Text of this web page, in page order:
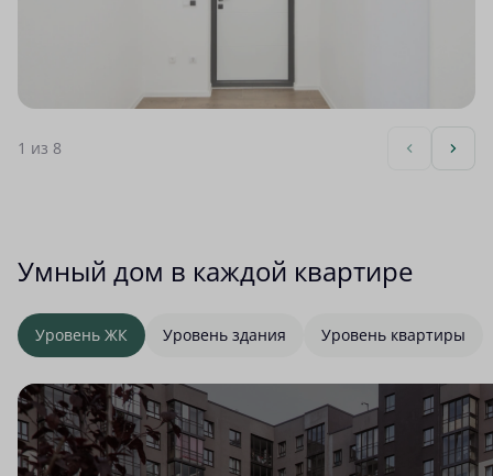
1 из 8
Умный дом в каждой квартире
Уровень ЖК Уровень здания Уровень квартиры